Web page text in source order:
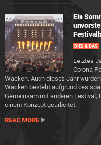
Ein
DIES & DAS
Letztes
Corona
Wacken. Auch dieses Jahr
Wacken besteht aufgrund des
Gemeinsam mit anderen Festival,
einem Konzept gearbeitet.
READ MORE